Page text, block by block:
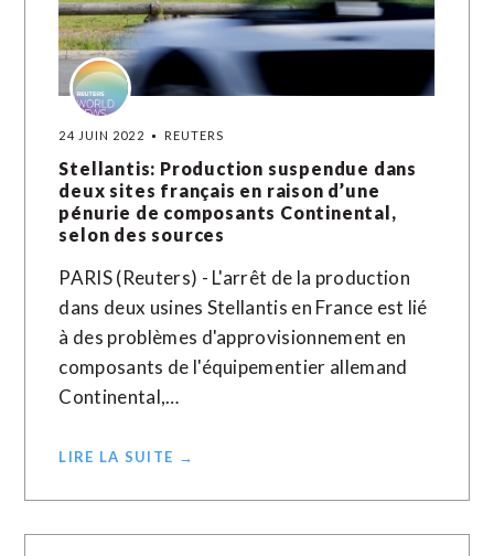
24 JUIN 2022 REUTERS
Stellantis: Production suspendue dans
deux sites français en raison d’une
pénurie de composants Continental,
selon des sources
PARIS (Reuters) - L'arrêt de la production
dans deux usines Stellantis en France est lié
à des problèmes d'approvisionnement en
composants de l'équipementier allemand
Continental,…
LIRE LA SUITE →